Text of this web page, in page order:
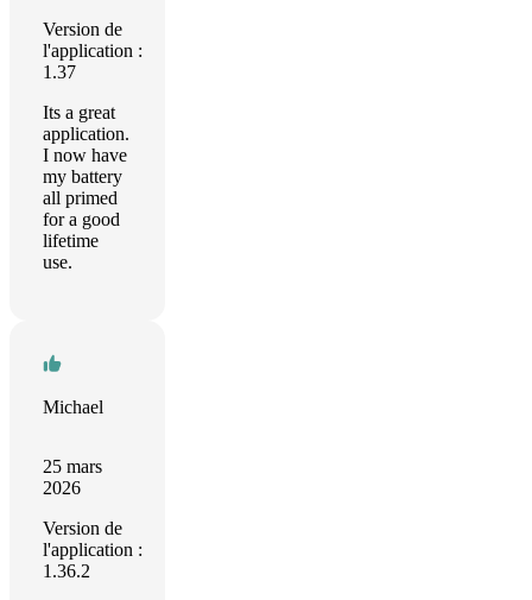
Version de
l'application :
1.37
Its a great
application.
I now have
my battery
all primed
for a good
lifetime
use.
Michael
25 mars
2026
Version de
l'application :
1.36.2